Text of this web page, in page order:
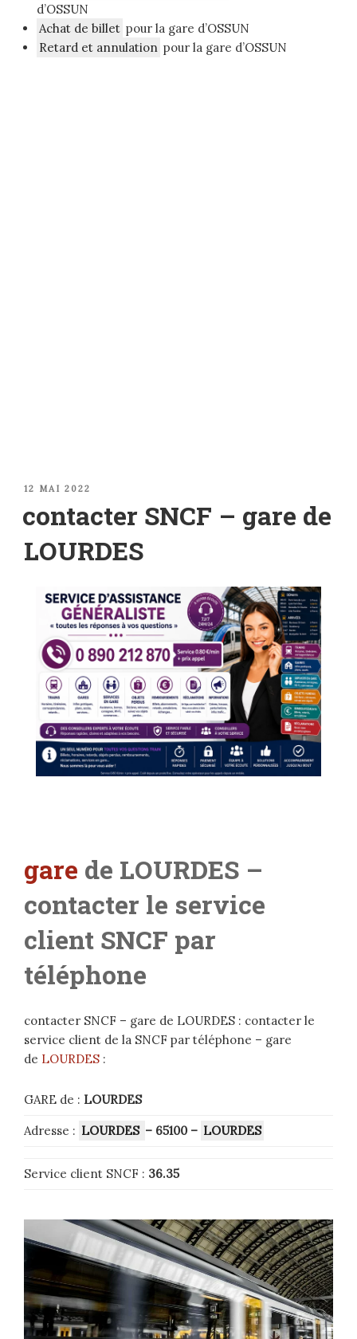
d’OSSUN
Achat de billet pour la gare d’OSSUN
Retard et annulation pour la gare d’OSSUN
PUBLIÉ
12 MAI 2022
contacter SNCF – gare de
LOURDES
gare de LOURDES –
contacter le service
client SNCF par
téléphone
contacter SNCF – gare de LOURDES : contacter le
service client de la SNCF par téléphone – gare
de LOURDES :
GARE de : LOURDES
Adresse : LOURDES – 65100 – LOURDES
Service client SNCF : 36.35